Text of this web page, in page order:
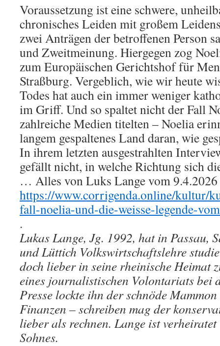
Voraussetzung ist eine schwere,
chronisches Leiden mit großem
zwei Anträgen der betroffenen Person
und Zweitmeinung. Hiergegen zog
zum Europäischen Gerichtshof für
Straßburg. Vergeblich, wie wir heute
Todes hat auch ein immer weniger
im Griff. Und so spaltet nicht der Fall
zahlreiche Medien titelten – Noelia
langem gespaltenes Land daran, wie
In ihrem letzten ausgestrahlten
gefällt nicht, in welche Richtung sich
… Alles von Luks Lange vom 9.4.2026
https://www.corrigenda.online/kultur/
fall-noelia-und-die-weisse-legende-
.
Lukas Lange, Jg. 1992, hat in Passau,
und Lüttich Volkswirtschaftslehre
doch lieber in seine rheinische Heimat
eines journalistischen Volontariats bei
Presse lockte ihn der schnöde
Finanzen – schreiben mag der
lieber als rechnen. Lange ist
Sohnes.